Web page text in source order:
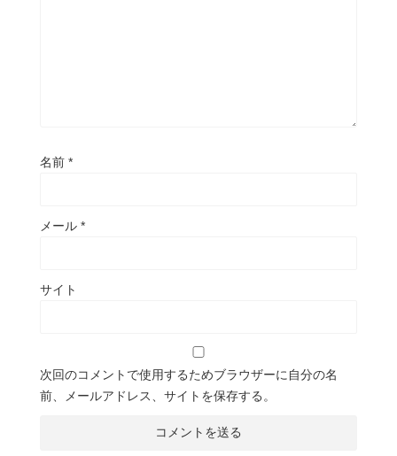
名前 *
メール *
サイト
次回のコメントで使用するためブラウザーに自分の名
前、メールアドレス、サイトを保存する。